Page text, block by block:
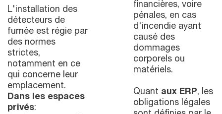
L'installation des
détecteurs de
fumée est régie par
des normes
strictes,
notamment en ce
qui concerne leur
emplacement.
Dans les espaces
privés:
financières, voire
pénales, en cas
d'incendie ayant
causé des
dommages
corporels ou
matériels.
Quant aux ERP, les
obligations légales